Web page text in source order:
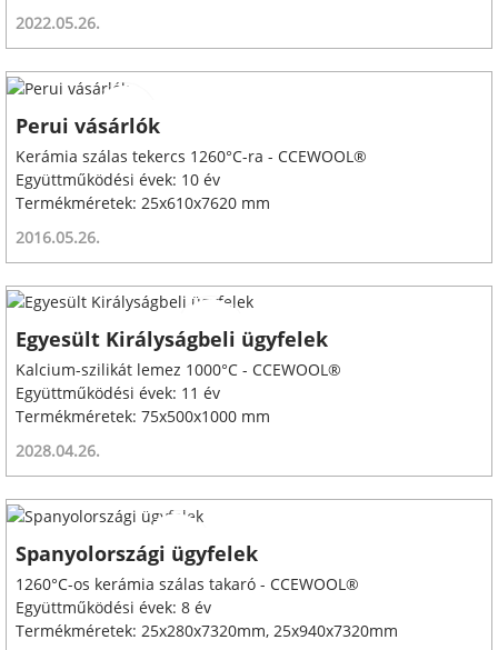
2022.05.26.
Perui vásárlók
Kerámia szálas tekercs 1260°C-ra - CCEWOOL®
Együttműködési évek: 10 év
Termékméretek: 25x610x7620 mm
2016.05.26.
Egyesült Királyságbeli ügyfelek
Kalcium-szilikát lemez 1000°C - CCEWOOL®
Együttműködési évek: 11 év
Termékméretek: 75x500x1000 mm
2028.04.26.
Spanyolországi ügyfelek
1260°C-os kerámia szálas takaró - CCEWOOL®
Együttműködési évek: 8 év
Termékméretek: 25x280x7320mm, 25x940x7320mm